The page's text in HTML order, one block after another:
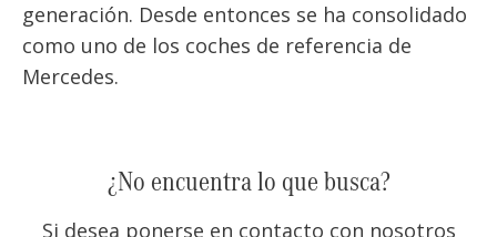
generación. Desde entonces se ha consolidado
como uno de los coches de referencia de
Mercedes.
¿No encuentra lo que busca?
Si desea ponerse en contacto con nosotros